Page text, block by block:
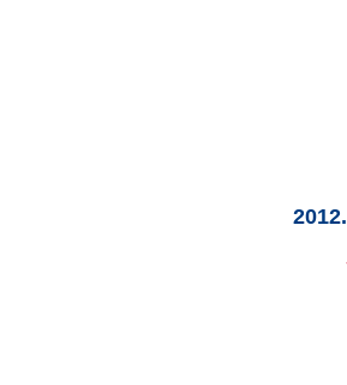
2012.